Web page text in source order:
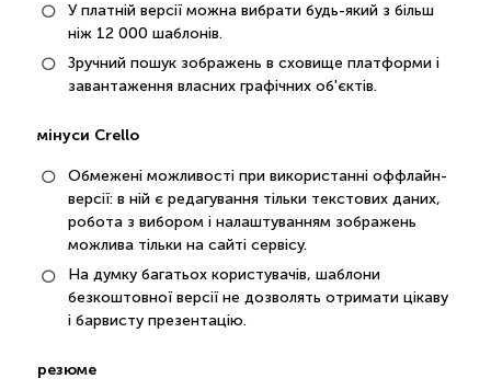
У платній версії можна вибрати будь-який з більш
ніж 12 000 шаблонів.
Зручний пошук зображень в сховище платформи і
завантаження власних графічних об'єктів.
мінуси Crello
Обмежені можливості при використанні оффлайн-
версії: в ній є редагування тільки текстових даних,
робота з вибором і налаштуванням зображень
можлива тільки на сайті сервісу.
На думку багатьох користувачів, шаблони
безкоштовної версії не дозволять отримати цікаву
і барвисту презентацію.
резюме